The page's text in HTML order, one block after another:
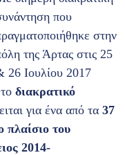
που
στην
της Άρτας στις 25
26 Ιουλίου 2017
διακρατικό
για ένα από τα 37
πλαίσιο του
2014-